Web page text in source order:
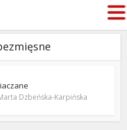
Dzbeńska-Karpińska